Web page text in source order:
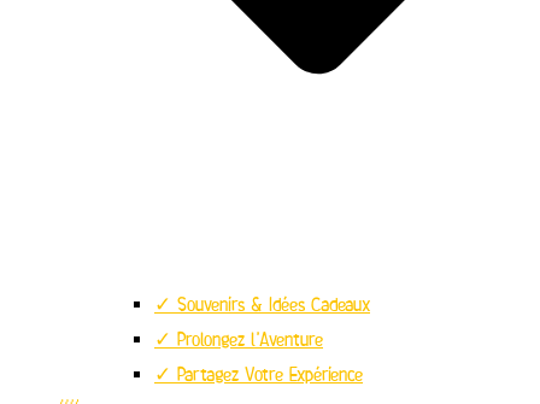
✓ Souvenirs & Idées Cadeaux
✓ Prolongez l’Aventure
✓ Partagez Votre Expérience